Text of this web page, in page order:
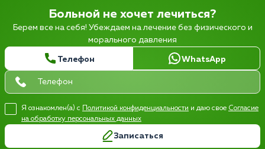
Больной не хочет лечиться?
Берем все на себя! Убеждаем на лечение без физического и
морального давления
Телефон WhatsApp
Я ознакомлен(а) с Политикой конфиденциальности и даю свое Согласие
на обработку персональных данных
Записаться